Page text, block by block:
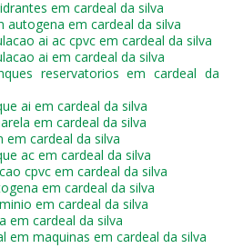
em cardeal da silva
autogena em cardeal da silva
ai ac cpvc em cardeal da silva
ai em cardeal da silva
reservatorios em cardeal da
ai em cardeal da silva
em cardeal da silva
em cardeal da silva
ac em cardeal da silva
cpvc em cardeal da silva
em cardeal da silva
em cardeal da silva
em cardeal da silva
em maquinas em cardeal da silva